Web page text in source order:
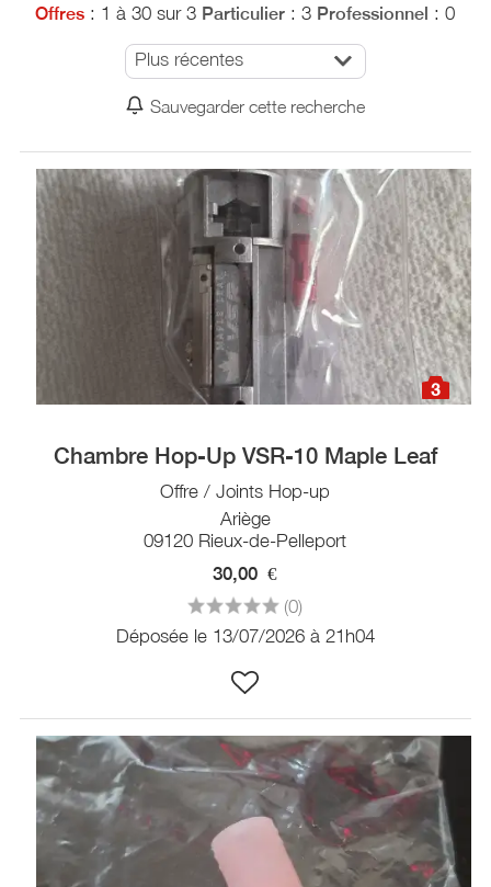
Offres : 1 à 30 sur 3 Particulier : 3 Professionnel : 0
Plus récentes
Sauvegarder cette recherche
3
Chambre Hop-Up VSR-10 Maple Leaf
Offre / Joints Hop-up
Ariège
09120 Rieux-de-Pelleport
30,00 €
(0)
Déposée le 13/07/2026 à 21h04